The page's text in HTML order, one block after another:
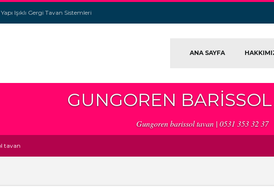
Işıklı Gergi Tavan Sistemleri
ANA SAYFA
GUNGOREN
Gungoren barissol tavan | 0531 353 32 37
tavan